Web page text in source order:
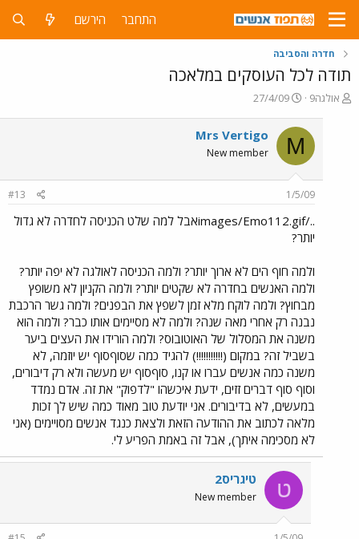
התחבר הירשם
חדרה והסביבה
תודה לכל העוסקים במלאכה
פ
אולגה9
פ
ר
ס
ם
ב
ת
א
י
27/4/09
M
Mrs Vertigo
New member
1/5/09
#13
../images/Emo112.gifאבל למה שלט הכניסה לחדרה לא גדול
יותר?
ולמה חוף הים לא ארוך יותר? ולמה הכניסה לאולגה לא יפה יותר?
ולמה האנשים בחדרה לא שקטים יותר? ולמה הקניון לא משופץ
מבחוץ? ולמה לוקח מלא זמן לשפץ את הבפנים? ולמה גשר הרכבת
נבנה רק אחרי מאה שנה? ולמה לא מסיימים אותו כבר? ולמה הוא
משנה את המסלול של האוטובוס? ולמה הורידו את העצים ביער
בשביל זה? במקום (!!!!!!!!!!!) להגיד כמה שסוףסוף יש יוזמה, לא
משנה כמה אנשים עברו או קנו, סוףסוף יש מעשה ולא רק דיבורים,
וסוף סוף דברים זזים, ידעת איכשהו "לדפוק" את זה. אדם נמדד
במעשים, לא בדיבורים. אני יודעת טוב מאוד כמה שיש לך זכות
מלאה לכתוב את ההודעה הזאת ולצאת כנגד אנשים מסויימים (אני
לא מסכימה איתך), אבל זה באמת הפריע לי.
ט טיגריס2
New member